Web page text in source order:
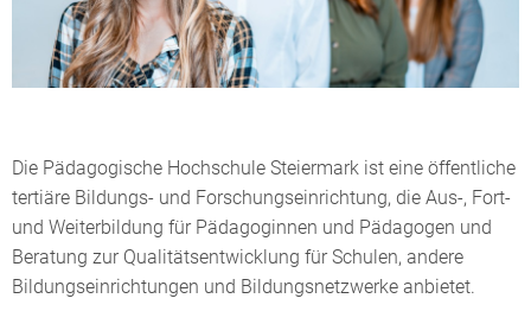
Die Pädagogische Hochschule Steiermark ist eine öffentliche
tertiäre Bildungs- und Forschungseinrichtung, die Aus-, Fort-
und Weiterbildung für Pädagoginnen und Pädagogen und
Beratung zur Qualitätsentwicklung für Schulen, andere
Bildungseinrichtungen und Bildungsnetzwerke anbietet.